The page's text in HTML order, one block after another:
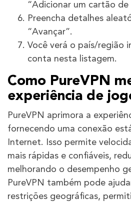
“Adicionar um cartão
Preencha detalhes
“Avançar”.
Você verá o país/região
conta nesta listagem.
Como PureVPN
experiência de
PureVPN aprimora a
fornecendo uma conexão
Internet. Isso permite
mais rápidas e confiáveis,
melhorando o desempenho
PureVPN também pode
restrições geográficas,